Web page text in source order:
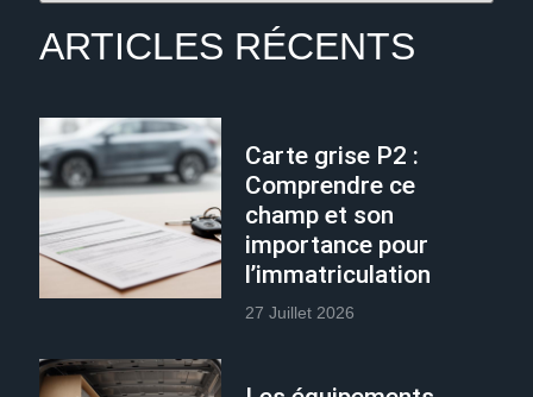
ARTICLES RÉCENTS
Carte grise P2 :
Comprendre ce
champ et son
importance pour
l’immatriculation
27 Juillet 2026